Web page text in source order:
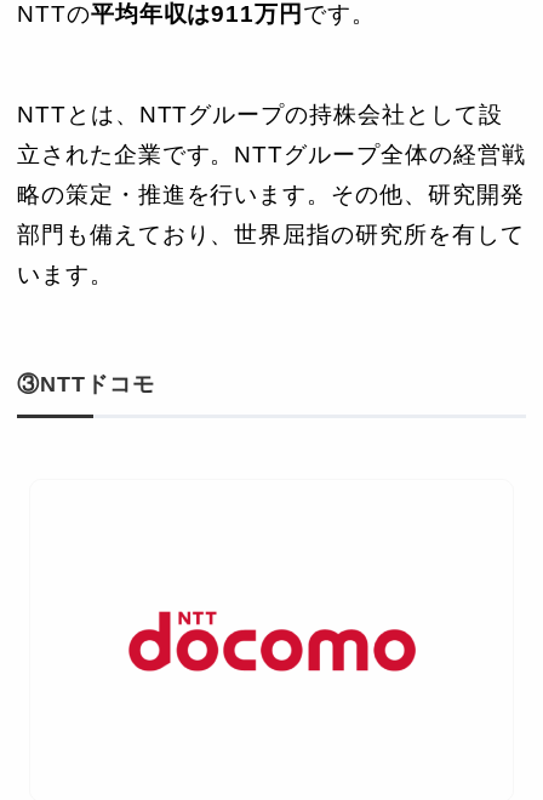
NTTの平均年収は911万円 です。
NTTとは、NTTグループの持株会社として設
立された企業です。NTTグループ全体の経営戦
略の策定・推進を行います。その他、研究開発
部門も備えており、世界屈指の研究所を有して
います。
③NTTドコモ